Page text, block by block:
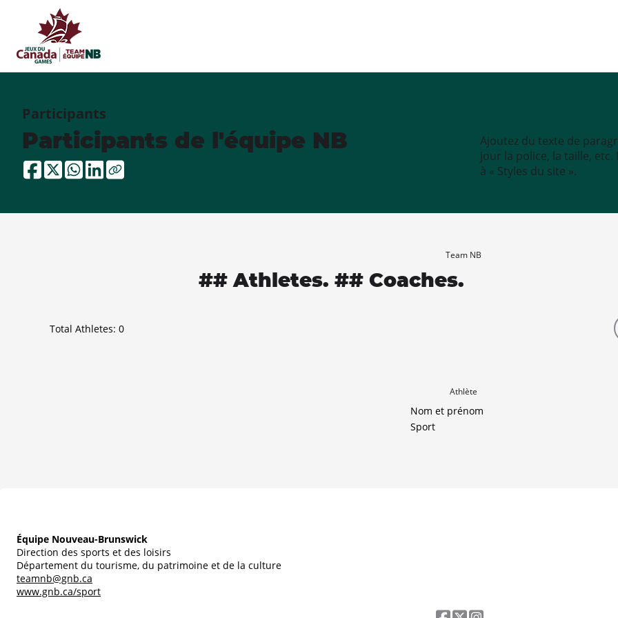
Participants
Participants de l'équipe NB
Ajoutez du texte de
jour la police, la taille,
à « Styles du site ».
Team NB
## Athletes. ## Coaches.
Total Athletes: 0
Athlète
Nom et prénom
Sport
Équipe Nouveau-Brunswick
Direction des sports et des loisirs
Département du tourisme, du patrimoine et de la culture
teamnb@gnb.ca
www.gnb.ca/sport